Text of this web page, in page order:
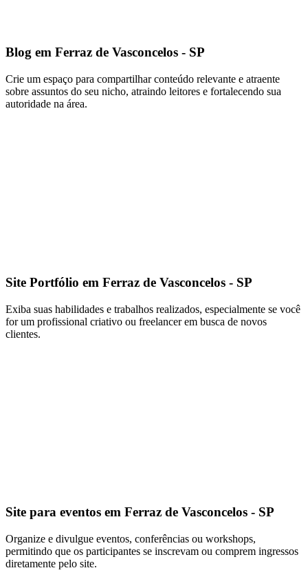
Blog em Ferraz de Vasconcelos - SP
Crie um espaço para compartilhar conteúdo relevante e atraente
sobre assuntos do seu nicho, atraindo leitores e fortalecendo sua
autoridade na área.
Site Portfólio em Ferraz de Vasconcelos - SP
Exiba suas habilidades e trabalhos realizados, especialmente se você
for um profissional criativo ou freelancer em busca de novos
clientes.
Site para eventos em Ferraz de Vasconcelos - SP
Organize e divulgue eventos, conferências ou workshops,
permitindo que os participantes se inscrevam ou comprem ingressos
diretamente pelo site.